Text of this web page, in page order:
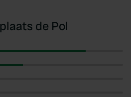
de Pol